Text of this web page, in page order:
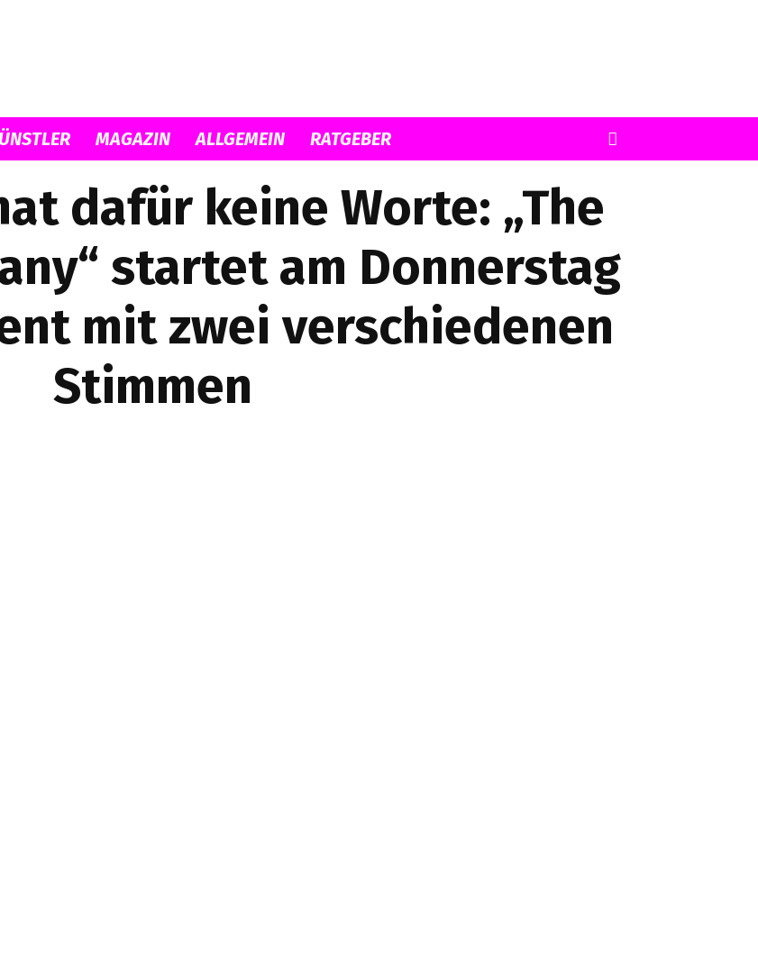
Musicload
MAGAZIN ALLGEMEIN RATGEBER
dafür keine Worte: „The
startet am Donnerstag
mit zwei verschiedenen
Stimmen